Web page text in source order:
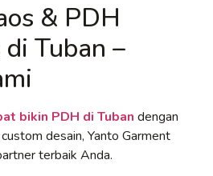
& PDH
Tuban –
bikin PDH di Tuban dengan
desain, Yanto Garment
terbaik Anda.